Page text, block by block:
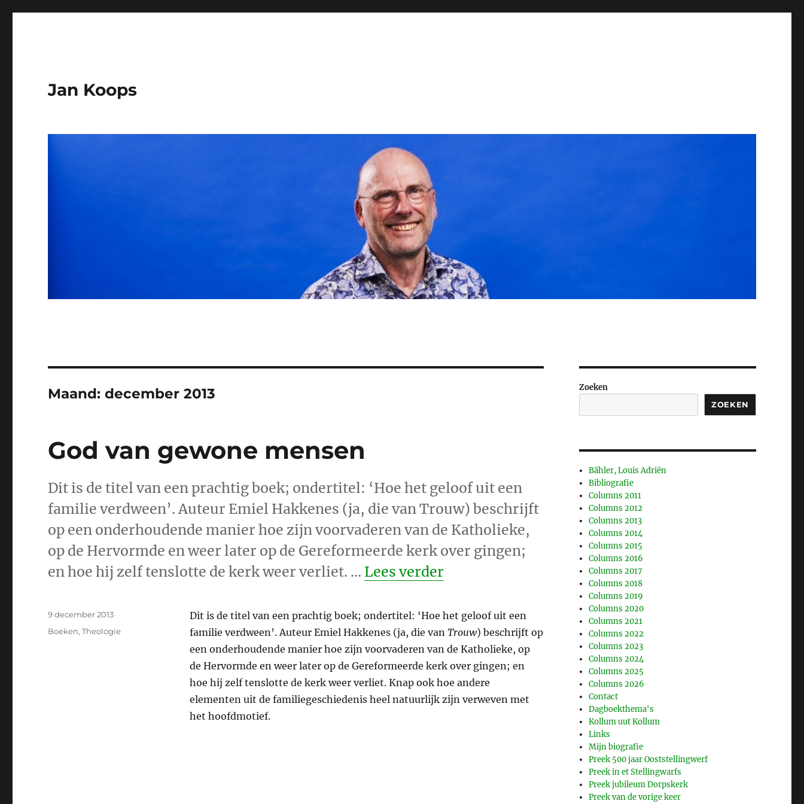
Jan Koops
Maand:december 2013
God van gewone mensen
Dit is de titel van een prachtig boek; ondertitel: ‘Hoe het geloof uit een
familie verdween’. Auteur Emiel Hakkenes (ja, die van Trouw) beschrijft
op een onderhoudende manier hoe zijn voorvaderen van de Katholieke,
op de Hervormde en weer later op de Gereformeerde kerk over gingen;
en hoe hij zelf tenslotte de kerk weer verliet. … Lees verder “God van gewone mensen”
Dit is de titel van een prachtig boek; ondertitel: ‘Hoe het geloof uit een
familie verdween’. Auteur Emiel Hakkenes (ja, die van Trouw) beschrijft op
een onderhoudende manier hoe zijn voorvaderen van de Katholieke, op
de Hervormde en weer later op de Gereformeerde kerk over gingen; en
hoe hij zelf tenslotte de kerk weer verliet. Knap ook hoe andere
elementen uit de familiegeschiedenis heel natuurlijk zijn verweven met
het hoofdmotief.
Geplaatst
9 december 2013
Categorieën
Boeken,Theologie
Zoeken
ZOEKEN
Bähler, Louis Adriën
Bibliografie
Columns 2011
Columns 2012
Columns 2013
Columns 2014
Columns 2015
Columns 2016
Columns 2017
Columns 2018
Columns 2019
Columns 2020
Columns 2021
Columns 2022
Columns 2023
Columns 2024
Columns 2025
Columns 2026
Contact
Dagboekthema's
Kollum uut Kollum
Links
Mijn biografie
Preek 500 jaar Ooststellingwerf
Preek in et Stellingwarfs
Preek jubileum Dorpskerk
Preek van de vorige keer